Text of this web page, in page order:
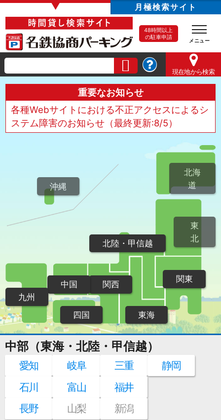
▼ 月極検索サイト
48時間以上
の駐車申請
現在地から検索
重要なお知らせ
各種Webサイトにおける不正アクセスによるシ
ステム障害のお知らせ（最終更新:8/5）
北海
道
東
北
関東
北陸・甲信越
東海
関西
中国
四国
九州
沖縄
中部（東海・北陸・甲信越）
愛知 岐阜 三重
静岡
石川
富山
福井
長野
山梨 新潟